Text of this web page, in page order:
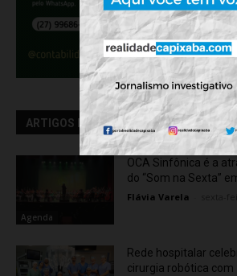
ARTIGOS RELACIONADOS
Agenda
OCA Sinfônica é a
do “Som na Sexta”
Flávia Varela
Rede hospitalar
cirurgia robótica com